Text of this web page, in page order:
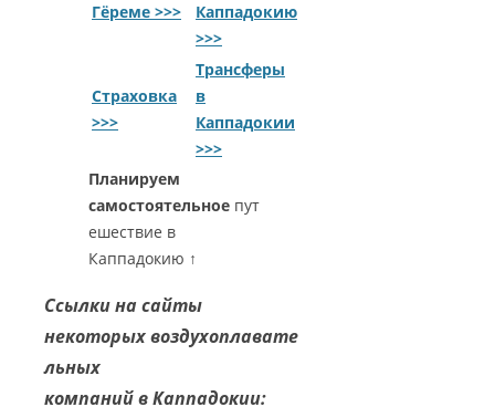
Гёреме >>>
Каппадокию
>>>
Страховка
>>>
Трансферы
в
Каппадокии
>>>
Планируем
самостоятельное пут
ешествие в
Каппадокию ↑
Ссылки на сайты
некоторых воздухоплавате
льных
компаний в Каппадокии: